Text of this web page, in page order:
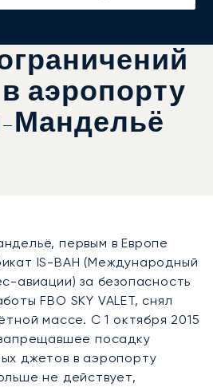
аэропорту
Мандельё
первым в Европе
IS-BAH (Международный
авиации) за безопасность
FBO SKY VALET, снял
массе. С 1 октября 2015
посадку
джетов в аэропорту
не действует,